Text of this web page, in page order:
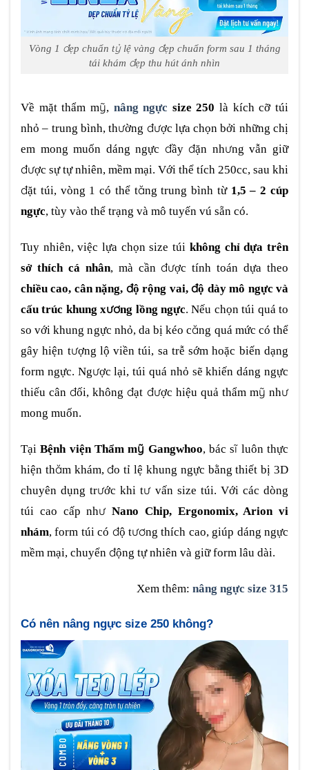
Vòng 1 đẹp chuẩn tỷ lệ vàng đẹp chuẩn form sau 1 tháng
tái khám đẹp thu hút ánh nhìn
Về mặt thẩm mỹ, nâng ngực size 250 là kích cỡ túi
nhỏ – trung bình, thường được lựa chọn bởi những chị
em mong muốn dáng ngực đầy đặn nhưng vẫn giữ
được sự tự nhiên, mềm mại. Với thể tích 250cc, sau khi
đặt túi, vòng 1 có thể tăng trung bình từ 1,5 – 2 cúp
ngực, tùy vào thể trạng và mô tuyến vú sẵn có.
Tuy nhiên, việc lựa chọn size túi không chỉ dựa trên
sở thích cá nhân, mà cần được tính toán dựa theo
chiều cao, cân nặng, độ rộng vai, độ dày mô ngực và
cấu trúc khung xương lồng ngực. Nếu chọn túi quá to
so với khung ngực nhỏ, da bị kéo căng quá mức có thể
gây hiện tượng lộ viền túi, sa trễ sớm hoặc biến dạng
form ngực. Ngược lại, túi quá nhỏ sẽ khiến dáng ngực
thiếu cân đối, không đạt được hiệu quả thẩm mỹ như
mong muốn.
TạiBệnh viện Thẩm mỹ Gangwhoo, bác sĩ luôn thực
hiện thăm khám, đo tỉ lệ khung ngực bằng thiết bị 3D
chuyên dụng trước khi tư vấn size túi. Với các dòng
túi cao cấp như Nano Chip, Ergonomix, Arion vi
nhám, form túi có độ tương thích cao, giúp dáng ngực
mềm mại, chuyển động tự nhiên và giữ form lâu dài.
Xem thêm: nâng ngực size 315
Có nên nâng ngực size 250 không?